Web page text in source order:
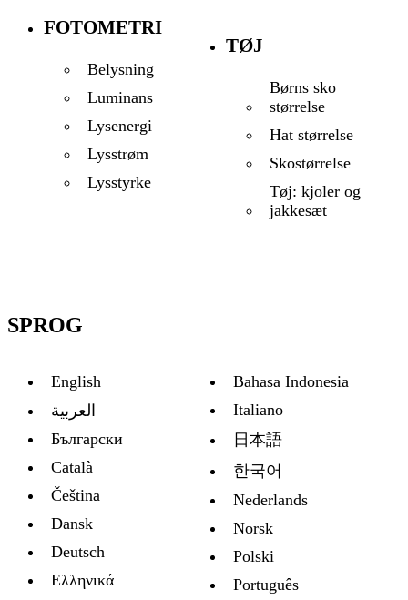
FOTOMETRI
Belysning
Luminans
Lysenergi
Lysstrøm
Lysstyrke
TØJ
Børns sko
størrelse
Hat størrelse
Skostørrelse
Tøj: kjoler og
jakkesæt
SPROG
English
العربية
Български
Català
Čeština
Dansk
Deutsch
Ελληνικά
Bahasa Indonesia
Italiano
日本語
한국어
Nederlands
Norsk
Polski
Português